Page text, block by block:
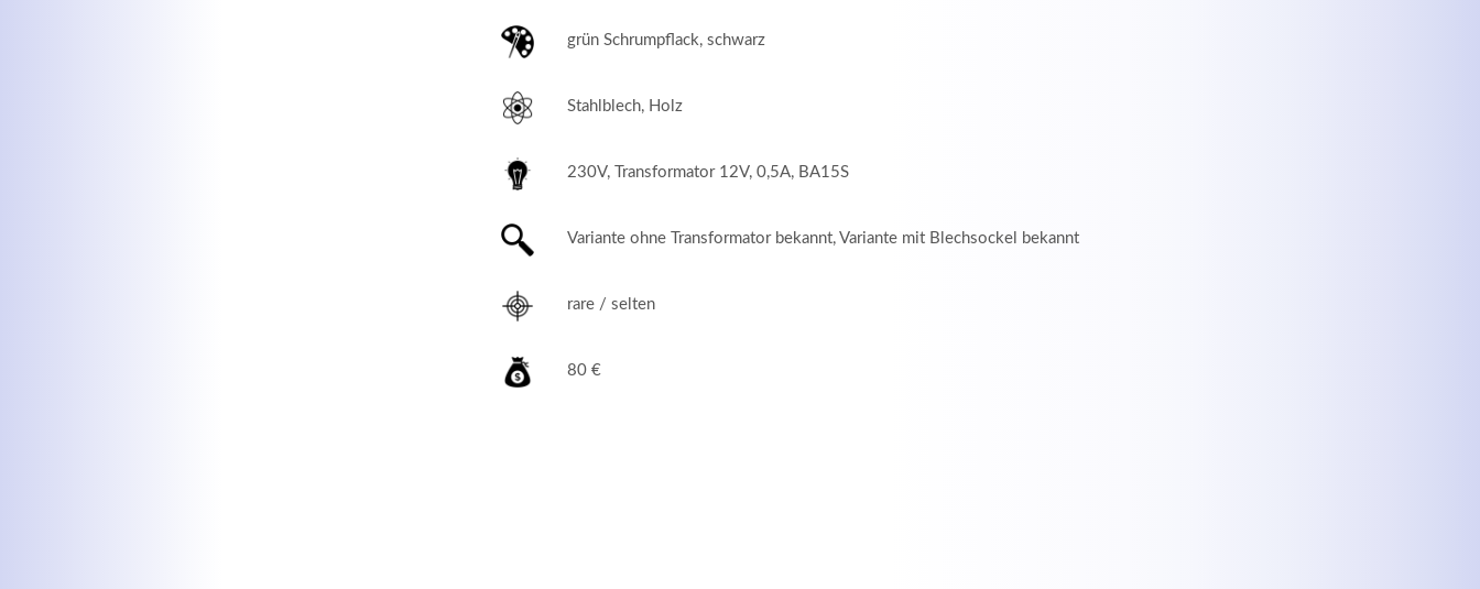
grün Schrumpflack, schwarz
Stahlblech, Holz
230V, Transformator 12V, 0,5A, BA15S
Variante ohne Transformator bekannt, Variante mit Blechsockel bekannt
rare / selten
80 €